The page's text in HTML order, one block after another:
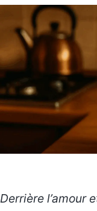
Derrière l’amour